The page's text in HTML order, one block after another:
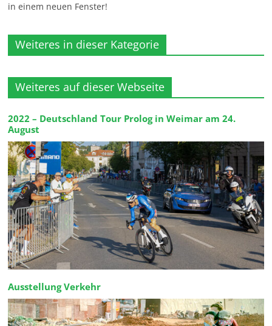
in einem neuen Fenster!
Weiteres in dieser Kategorie
Weiteres auf dieser Webseite
2022 – Deutschland Tour Prolog in Weimar am 24.
August
Ausstellung Verkehr